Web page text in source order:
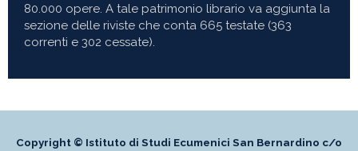
80.000 opere. A tale patrimonio librario va aggiunta la
sezione delle riviste che conta 665 testate (363
correnti e 302 cessate).
Copyright © Istituto di Studi Ecumenici San Bernardino c/o